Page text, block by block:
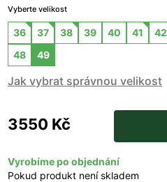
Vyberte velikost
36 37 38 39 40 41 42
48
49
Jak vybrat správnou velikost
3550 Kč
Vyrobíme po objednání
Pokud produkt není skladem